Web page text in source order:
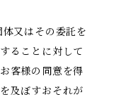
体又はその委託を
ることに対して
客様の同意を得
及ぼすおそれが